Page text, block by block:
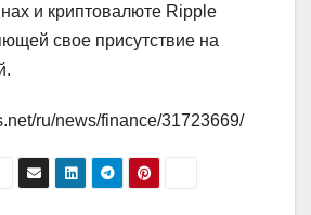
и криптовалюте Ripple
свое присутствие на
ru/news/finance/31723669/